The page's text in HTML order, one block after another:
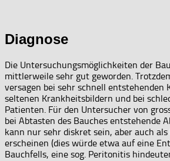
Diagnose
Die Untersuchungsmöglichkeiten der
mittlerweile sehr gut geworden.
versagen bei sehr schnell entstehenden
seltenen Krankheitsbildern und bei
Patienten. Für den Untersucher von
bei Abtasten des Bauches entstehende
kann nur sehr diskret sein, aber auch
erscheinen (dies würde etwa auf eine
Bauchfells, eine sog. Peritonitis